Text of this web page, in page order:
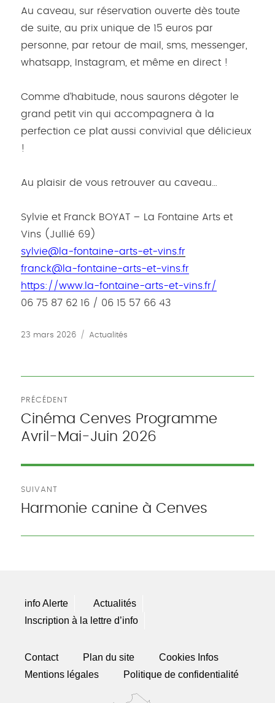
Au caveau, sur réservation ouverte dès toute
de suite, au prix unique de 15 euros par
personne, par retour de mail, sms, messenger,
whatsapp, Instagram, et même en direct !
Comme d’habitude, nous saurons dégoter le
grand petit vin qui accompagnera à la
perfection ce plat aussi convivial que délicieux
!
Au plaisir de vous retrouver au caveau…
Sylvie et Franck BOYAT – La Fontaine Arts et
Vins (Jullié 69)
sylvie@la-fontaine-arts-et-vins.fr
franck@la-fontaine-arts-et-vins.fr
https://www.la-fontaine-arts-et-vins.fr/
06 75 87 62 16 / 06 15 57 66 43
Publié
23 mars 2026 Catégories
Actualités
de
l’article
PRÉCÉDENT
Publication
précédente :
Cinéma Cenves Programme
Avril-Mai-Juin 2026
SUIVANT
Publication
Harmonie canine à Cenves
info Alerte
Actualités
Inscription à la lettre d’info
Contact Plan du site
Cookies Infos
Mentions légales
Politique de confidentialité